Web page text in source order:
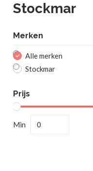
Stockmar
Merken
Alle merken
Stockmar
Prijs
Min